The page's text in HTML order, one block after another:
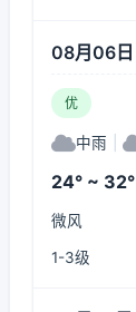
08月06日
优
中雨
24° ~ 32°
微风
1-3级